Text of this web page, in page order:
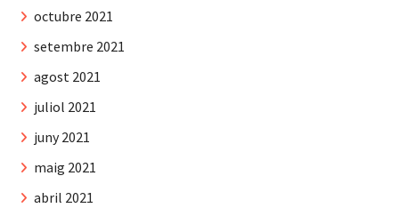
octubre 2021
setembre 2021
agost 2021
juliol 2021
juny 2021
maig 2021
abril 2021